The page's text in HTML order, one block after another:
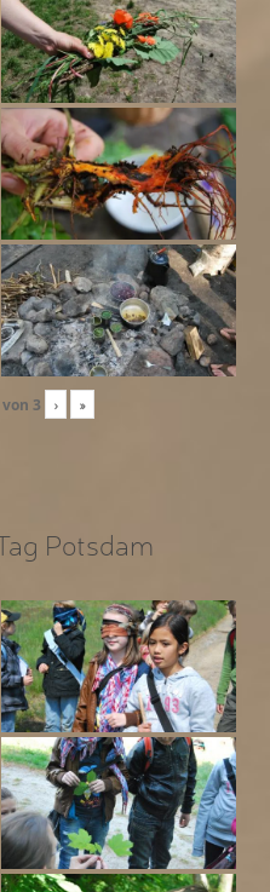
von 3 › »
Potsdam